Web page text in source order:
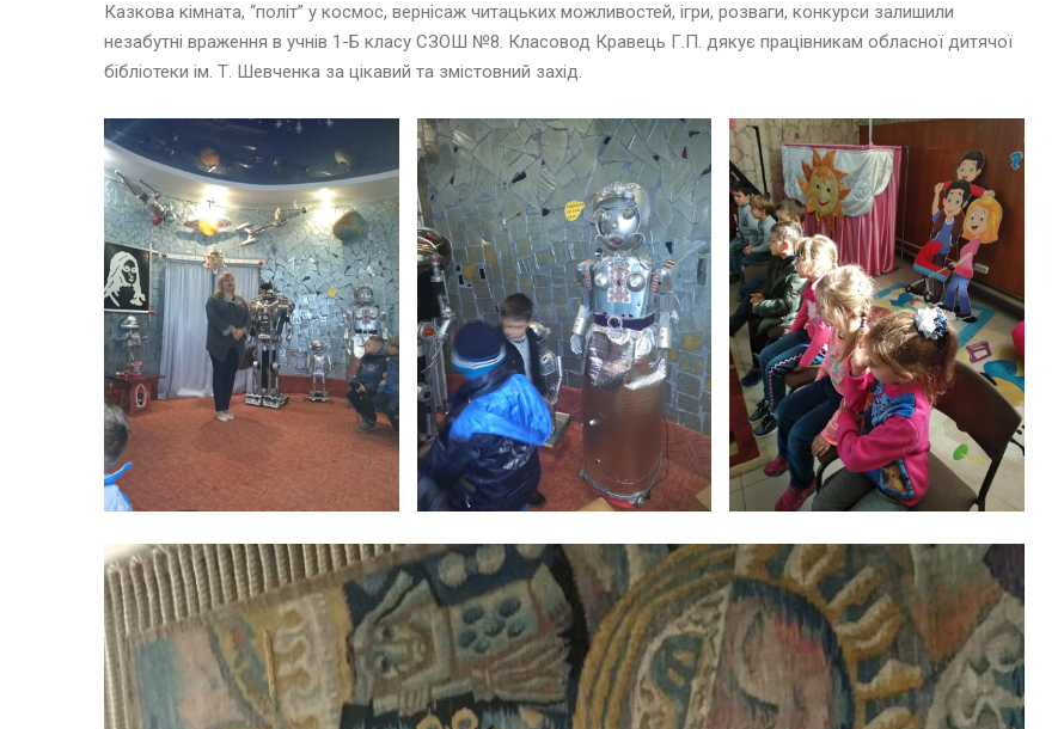
Казкова кімната, “політ” у космос, вернісаж читацьких можливостей, ігри, розваги, конкурси залишили
незабутні враження в учнів 1-Б класу СЗОШ №8. Класовод Кравець Г.П. дякує працівникам обласної дитячої
бібліотеки ім. Т. Шевченка за цікавий та змістовний захід.